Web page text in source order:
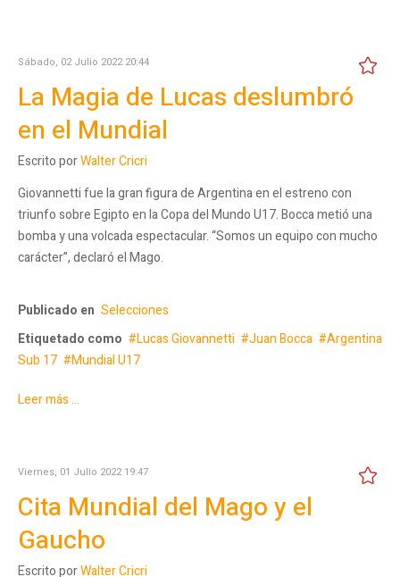
Sábado, 02 Julio 2022 20:44
La Magia de Lucas deslumbró
en el Mundial
Escrito porWalter Cricri
Giovannetti fue la gran figura de Argentina en el estreno con
triunfo sobre Egipto en la Copa del Mundo U17. Bocca metió una
bomba y una volcada espectacular. “Somos un equipo con mucho
carácter”, declaró el Mago.
Publicado en Selecciones
Etiquetado como
Lucas Giovannetti Juan Bocca
Argentina
Sub 17
Mundial U17
Leer más ...
Viernes, 01 Julio 2022 19:47
Cita Mundial del Mago y el
Gaucho
Escrito porWalter Cricri